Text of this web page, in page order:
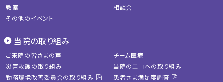
教室
相談会
その他のイベント
当院の取り組み
ご来院の皆さまの声
チーム医療
災害救護の取り組み
当院のエコへの取り組み
勤務環境改善委員会の取り組み
患者さま満足度調査